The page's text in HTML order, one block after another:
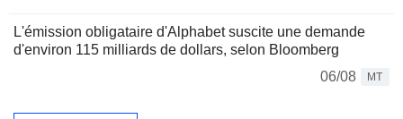
L'émission obligataire d'Alphabet suscite une demande
d'environ 115 milliards de dollars, selon Bloomberg
06/08
MT